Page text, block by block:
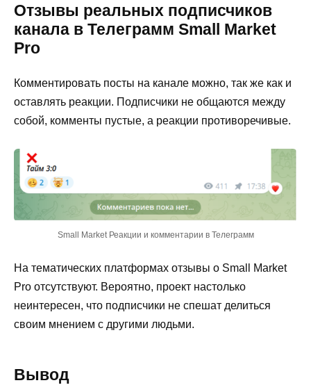
Отзывы реальных подписчиков
канала в Телеграмм Small Market
Pro
Комментировать посты на канале можно, так же как и
оставлять реакции. Подписчики не общаются между
собой, комменты пустые, а реакции противоречивые.
Small Market Реакции и комментарии в Телеграмм
На тематических платформах отзывы о Small Market
Pro отсутствуют. Вероятно, проект настолько
неинтересен, что подписчики не спешат делиться
своим мнением с другими людьми.
Вывод